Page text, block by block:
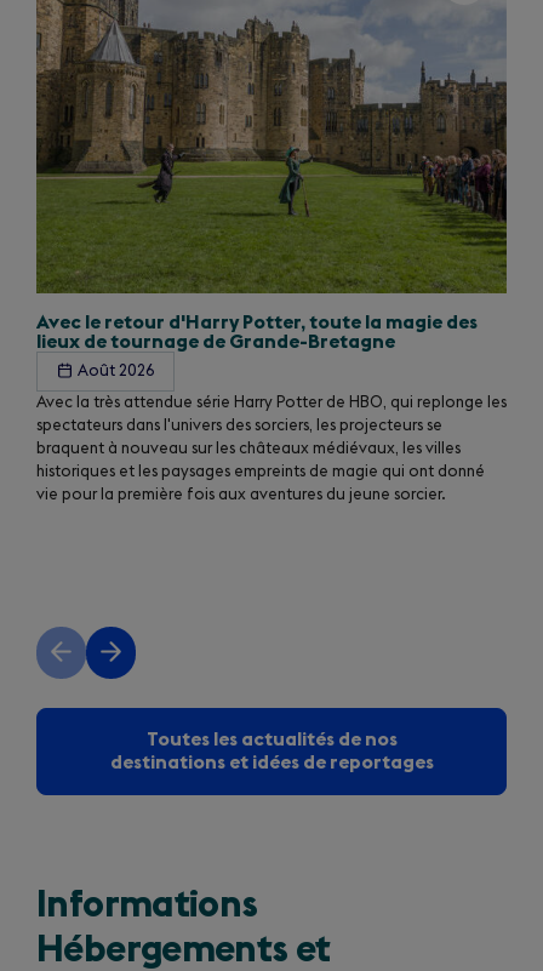
50
Avec le retour d'Harry Potter, toute la magie des
lieux de tournage de Grande-Bretagne
Août 2026
Avec la très attendue série Harry Potter de HBO, qui replonge les
spectateurs dans l'univers des sorciers, les projecteurs se
braquent à nouveau sur les châteaux médiévaux, les villes
historiques et les paysages empreints de magie qui ont donné
vie pour la première fois aux aventures du jeune sorcier.
Previous
slide
Next
slide
Toutes les actualités de nos
destinations et idées de reportages
Informations
Hébergements et